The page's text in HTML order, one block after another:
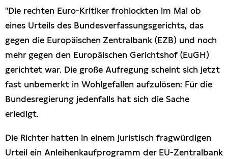
"Die rechten Euro-Kritiker frohlockten im Mai ob
eines Urteils des Bundesverfassungsgerichts, das
gegen die Europäischen Zentralbank (EZB) und noch
mehr gegen den Europäischen Gerichtshof (EuGH)
gerichtet war. Die große Aufregung scheint sich jetzt
fast unbemerkt in Wohlgefallen aufzulösen: Für die
Bundesregierung jedenfalls hat sich die Sache
erledigt.
Die Richter hatten in einem juristisch fragwürdigen
Urteil ein Anleihenkaufprogramm der EU-Zentralbank